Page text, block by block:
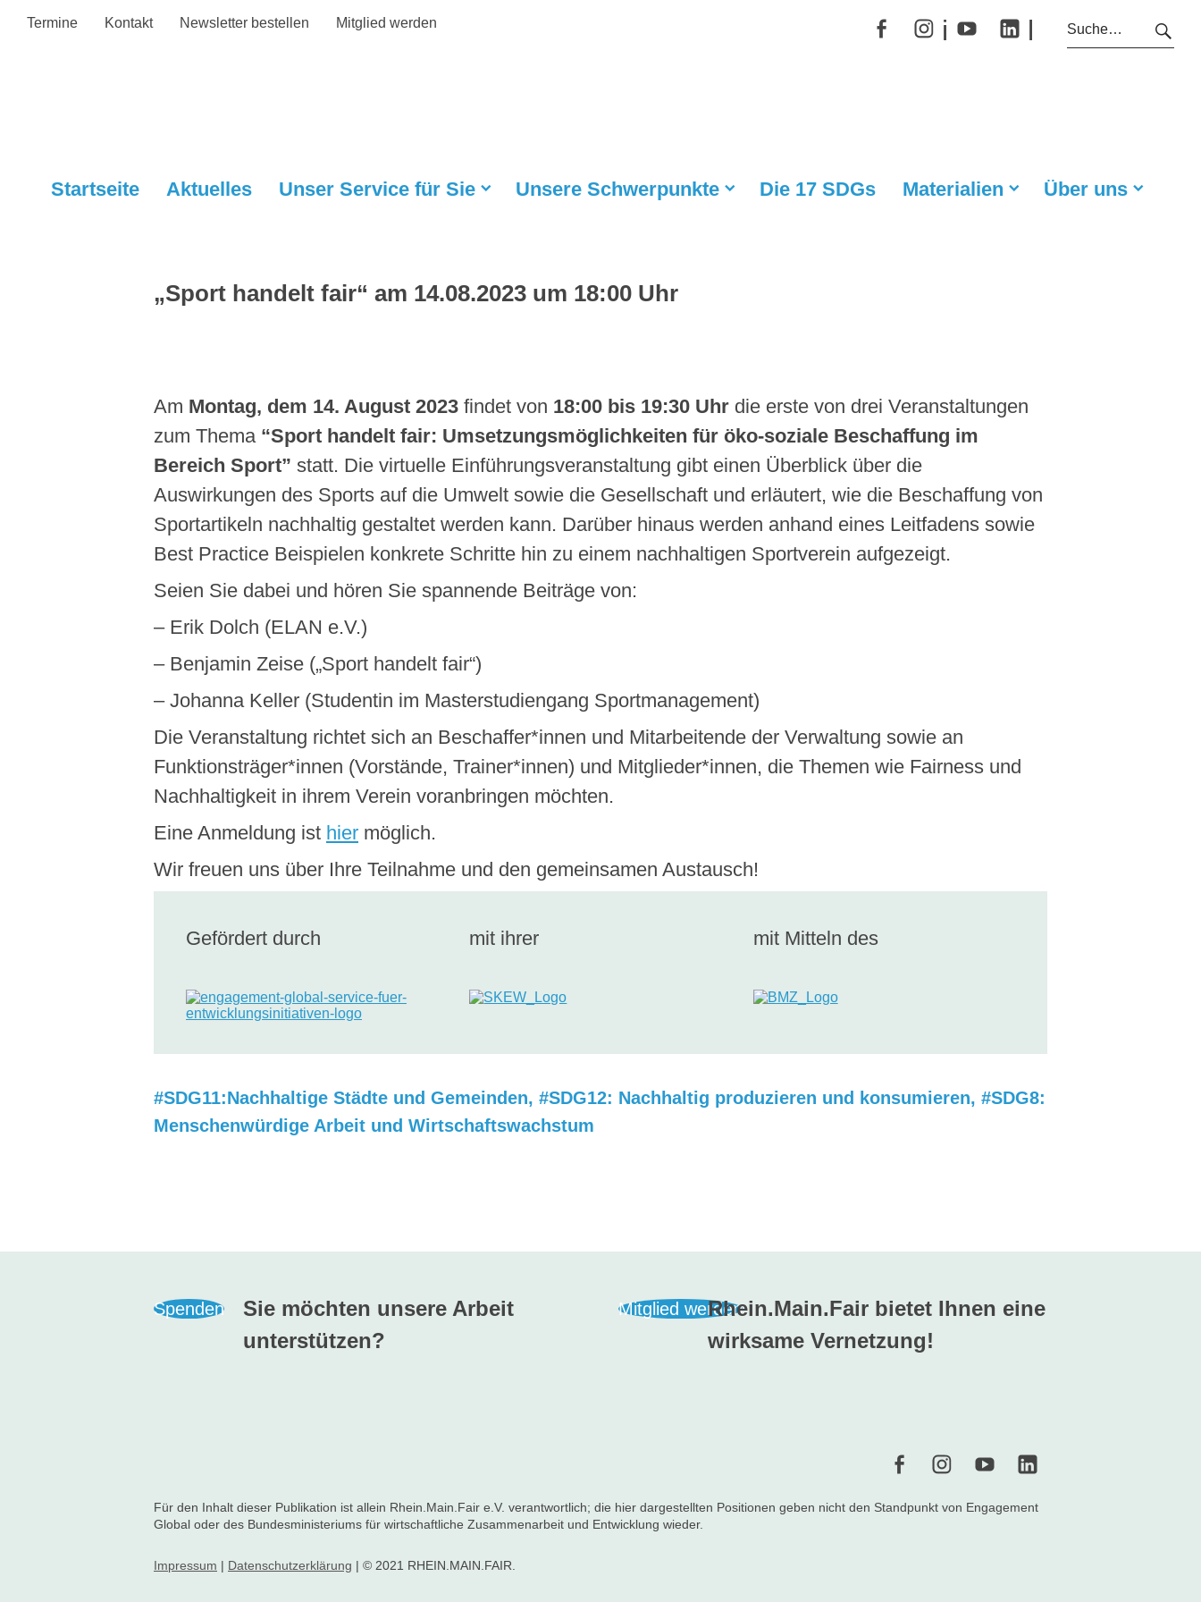
Termine Kontakt Newsletter bestellen Mitglied werden
i
l
Startseite Aktuelles Unser Service für Sie Unsere Schwerpunkte Die 17 SDGs Materialien Über uns
„Sport handelt fair“ am 14.08.2023 um 18:00 Uhr
Am Montag, dem 14. August 2023 findet von 18:00 bis 19:30 Uhr die erste von drei Veranstaltungen
zum Thema “Sport handelt fair: Umsetzungsmöglichkeiten für öko-soziale Beschaffung im
Bereich Sport” statt. Die virtuelle Einführungsveranstaltung gibt einen Überblick über die
Auswirkungen des Sports auf die Umwelt sowie die Gesellschaft und erläutert, wie die Beschaffung von
Sportartikeln nachhaltig gestaltet werden kann. Darüber hinaus werden anhand eines Leitfadens sowie
Best Practice Beispielen konkrete Schritte hin zu einem nachhaltigen Sportverein aufgezeigt.
Seien Sie dabei und hören Sie spannende Beiträge von:
– Erik Dolch (ELAN e.V.)
– Benjamin Zeise („Sport handelt fair“)
– Johanna Keller (Studentin im Masterstudiengang Sportmanagement)
Die Veranstaltung richtet sich an Beschaffer*innen und Mitarbeitende der Verwaltung sowie an
Funktionsträger*innen (Vorstände, Trainer*innen) und Mitglieder*innen, die Themen wie Fairness und
Nachhaltigkeit in ihrem Verein voranbringen möchten.
Eine Anmeldung ist hier möglich.
Wir freuen uns über Ihre Teilnahme und den gemeinsamen Austausch!
Gefördert durch mit ihrer mit Mitteln des
#SDG11:Nachhaltige Städte und Gemeinden, #SDG12: Nachhaltig produzieren und konsumieren, #SDG8:
Menschenwürdige Arbeit und Wirtschaftswachstum
Spenden
Sie möchten unsere Arbeit
unterstützen?
Mitglied werdenRhein.Main.Fair bietet Ihnen eine
wirksame Vernetzung!
f i Y l
Für den Inhalt dieser Publikation ist allein Rhein.Main.Fair e.V. verantwortlich; die hier dargestellten Positionen geben nicht den Standpunkt von Engagement
Global oder des Bundesministeriums für wirtschaftliche Zusammenarbeit und Entwicklung wieder.
Impressum | Datenschutzerklärung | © 2021 RHEIN.MAIN.FAIR.